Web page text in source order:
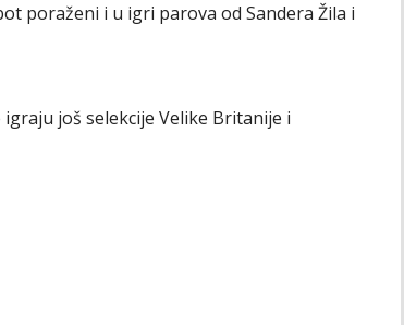
poraženi i u igri parova od Sandera Žila i
još selekcije Velike Britanije i